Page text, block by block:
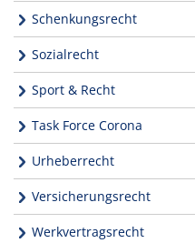
Schenkungsrecht
Sozialrecht
Sport & Recht
Task Force Corona
Urheberrecht
Versicherungsrecht
Werkvertragsrecht